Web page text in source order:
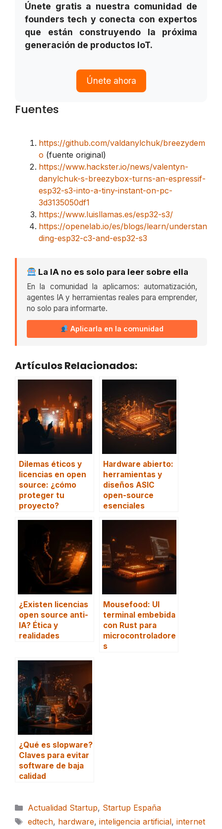
Únete gratis a nuestra comunidad de
founders tech y conecta con expertos
que están construyendo la próxima
generación de productos IoT.
Únete ahora
Fuentes
https://github.com/valdanylchuk/breezydem
o (fuente original)
https://www.hackster.io/news/valentyn-
danylchuk-s-breezybox-turns-an-espressif-
esp32-s3-into-a-tiny-instant-on-pc-
3d3135050df1
https://www.luisllamas.es/esp32-s3/
https://openelab.io/es/blogs/learn/understan
ding-esp32-c3-and-esp32-s3
La IA no es solo para leer sobre ella
En la comunidad la aplicamos: automatización,
agentes IA y herramientas reales para emprender,
no solo para informarte.
Aplicarla en la comunidad
Artículos Relacionados:
Dilemas éticos y
licencias en open
source: ¿cómo
proteger tu
proyecto?
Hardware abierto:
herramientas y
diseños ASIC
open-source
esenciales
¿Existen licencias
open source anti-
IA? Ética y
realidades
Mousefood: UI
terminal embebida
con Rust para
microcontroladore
s
¿Qué es slopware?
Claves para evitar
software de baja
calidad
Categorías
Actualidad Startup, Startup España
Etiquetas
edtech, hardware, inteligencia artificial, internet